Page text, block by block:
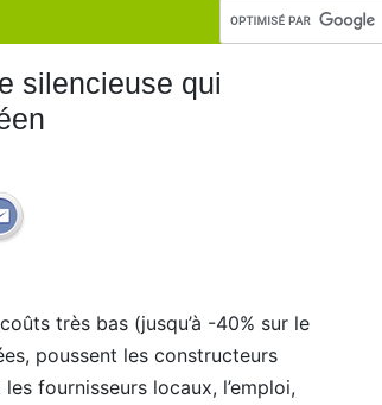
silencieuse qui
très bas (jusqu’à -40% sur le
poussent les constructeurs
fournisseurs locaux, l’emploi,